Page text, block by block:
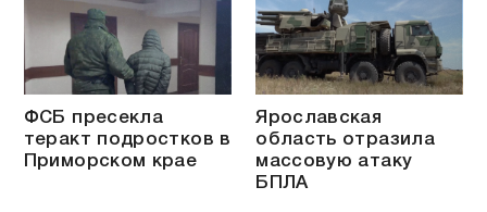
ФСБ пресекла
теракт подростков в
Приморском крае
Ярославская
область отразила
массовую атаку
БПЛА